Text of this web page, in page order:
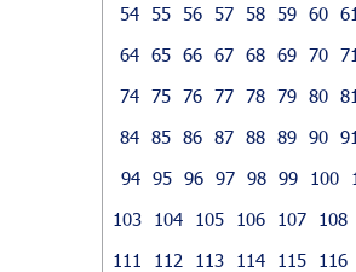
54 55 56 57 58 59 60 61
64 65 66 67 68 69 70 71
74 75 76 77 78 79 80 81
84 85 86 87 88 89 90 91
94 95 96 97 98 99 100
103
104 105 106 107 108
111
112 113 114 115 116